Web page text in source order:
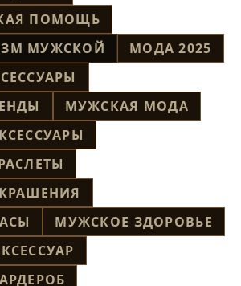
ПОМОЩЬ
МУЖСКОЙ
МОДА 2025
МУЖСКАЯ МОДА
МУЖСКОЕ ЗДОРОВЬЕ